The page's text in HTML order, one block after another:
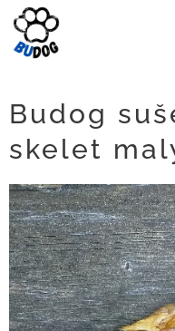
Budog
skelet